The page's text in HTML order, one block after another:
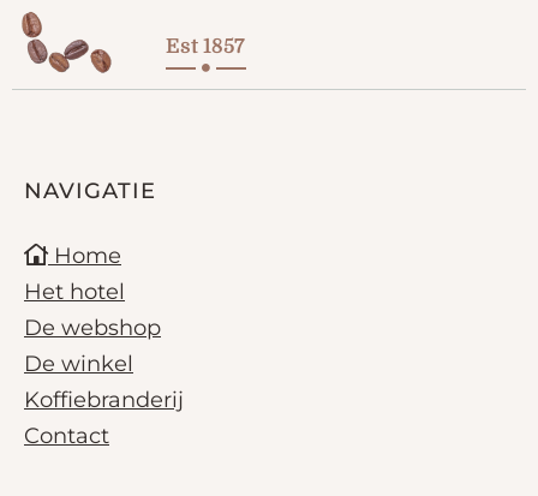
Est 1857
NAVIGATIE
Home
Het hotel
De webshop
De winkel
Koffiebranderij
Contact